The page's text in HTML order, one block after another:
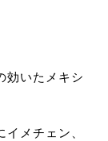
効いたメキシ
メチェン、